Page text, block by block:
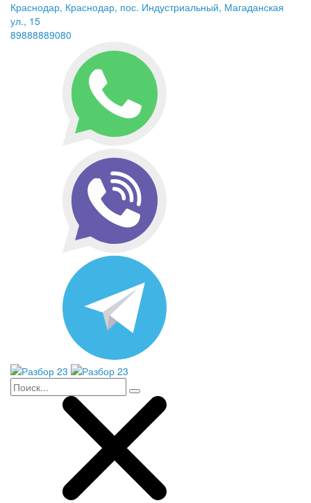
Краснодар, Краснодар, пос. Индустриальный, Магаданская
ул., 15
89888889080